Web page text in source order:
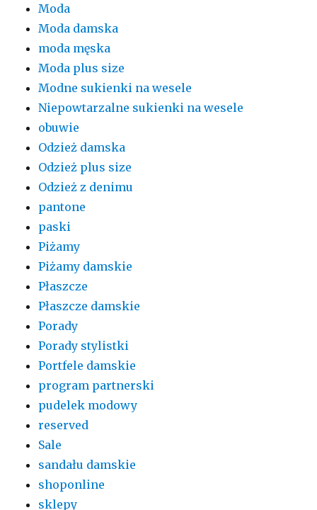
Moda
Moda damska
moda męska
Moda plus size
Modne sukienki na wesele
Niepowtarzalne sukienki na wesele
obuwie
Odzież damska
Odzież plus size
Odzież z denimu
pantone
paski
Piżamy
Piżamy damskie
Płaszcze
Płaszcze damskie
Porady
Porady stylistki
Portfele damskie
program partnerski
pudelek modowy
reserved
Sale
sandału damskie
shoponline
sklepy